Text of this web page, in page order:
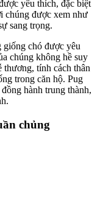
yêu thích, đặc biệt
chúng được xem như
sang trọng.
giống chó được yêu
chúng không hề suy
thương, tính cách thân
trong căn hộ. Pug
hành trung thành,
chủng